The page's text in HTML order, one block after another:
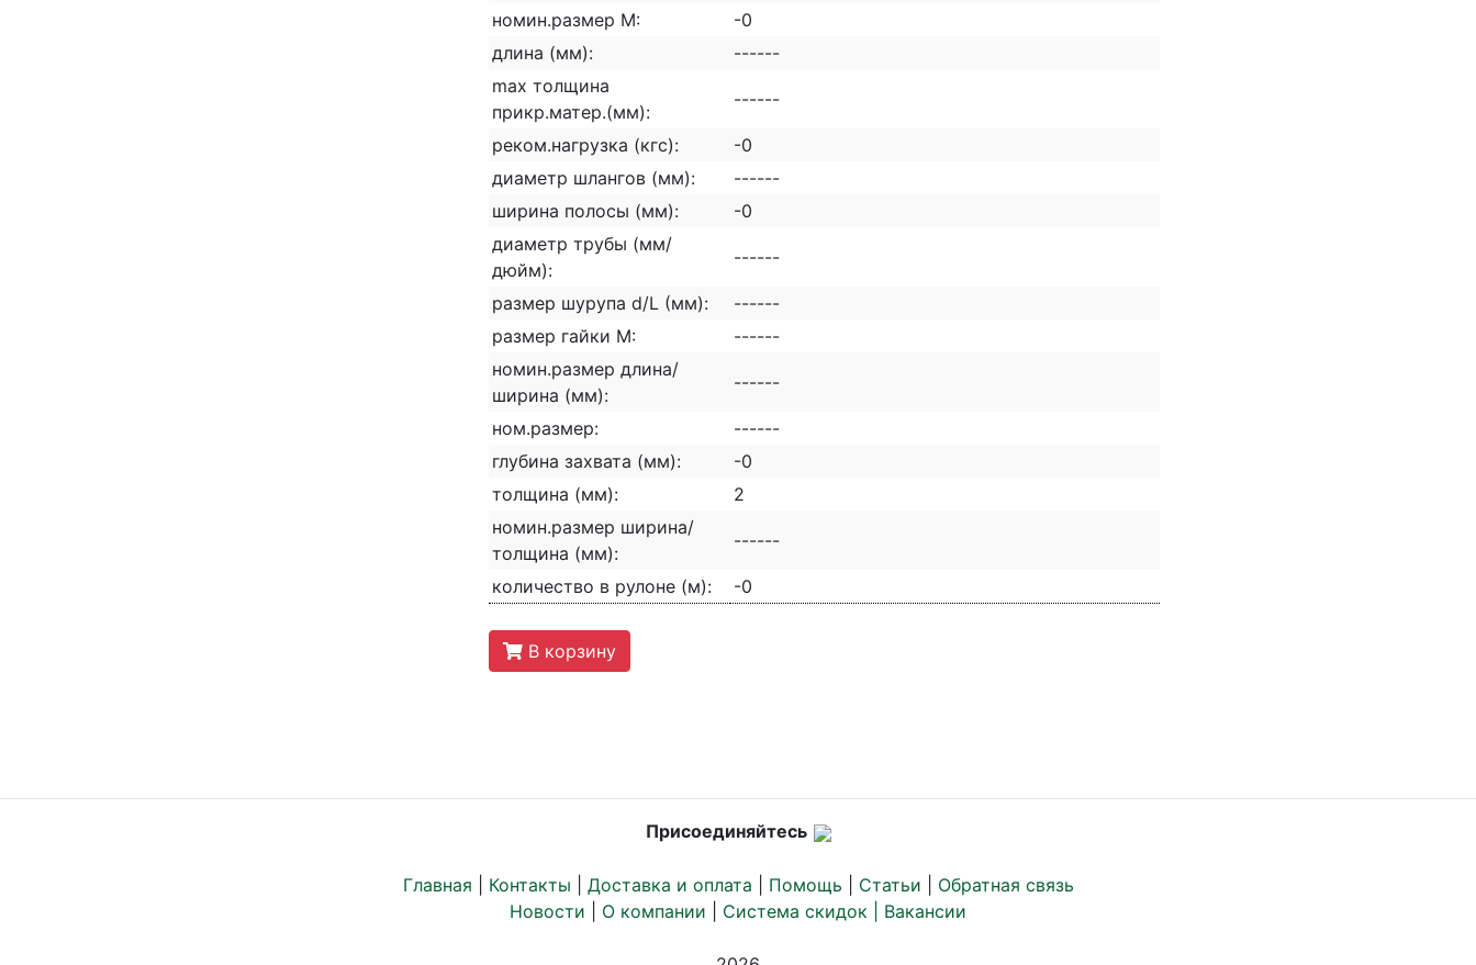
номин.размер М:
-0
длина (мм):
------
max толщина
прикр.матер.(мм):
------
реком.нагрузка (кгс):
-0
диаметр шлангов (мм):
------
ширина полосы (мм):
-0
диаметр трубы (мм/
дюйм):
------
размер шурупа d/L (мм):
------
размер гайки М:
------
номин.размер длина/
ширина (мм):
------
ном.размер:
------
глубина захвата (мм):
-0
толщина (мм):
2
номин.размер ширина/
толщина (мм):
------
количество в рулоне (м): -0
В корзину
Присоединяйтесь
Главная Контакты Доставка и оплата Помощь Статьи
Обратная связь
Новости
О компании Система скидок | Вакансии